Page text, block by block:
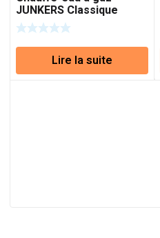
JUNKERS Classique
W135 5L
Lire la suite